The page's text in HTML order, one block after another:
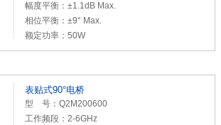
幅度平衡：±1.1dB Max.
相位平衡：±9° Max.
额定功率：50W
表贴式90°电桥
型 号：Q2M200600
工作频段：2-6GHz